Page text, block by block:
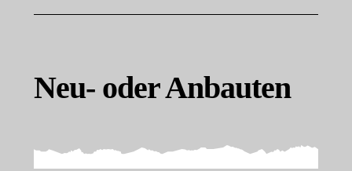
Neu- oder Anbauten